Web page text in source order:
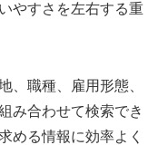
やすさを左右する重
、職種、雇用形態、
み合わせて検索でき
める情報に効率よく